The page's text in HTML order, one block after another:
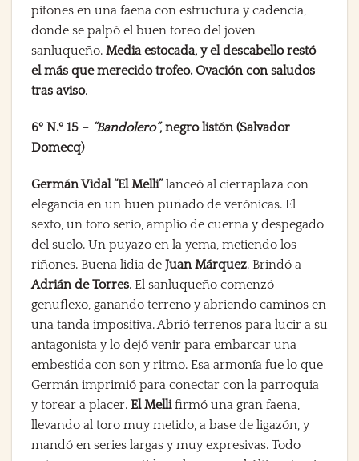
pitones en una faena con estructura y cadencia,
donde se palpó el buen toreo del joven
sanluqueño. Media estocada, y el descabello restó
el más que merecido trofeo. Ovación con saludos
tras aviso.
6º N.º 15 – “Bandolero”, negro listón (Salvador
Domecq)
Germán Vidal “El Melli”lanceó al cierraplaza con
elegancia en un buen puñado de verónicas. El
sexto, un toro serio, amplio de cuerna y despegado
del suelo. Un puyazo en la yema, metiendo los
riñones. Buena lidia de Juan Márquez. Brindó a
Adrián de Torres. El sanluqueño comenzó
genuflexo, ganando terreno y abriendo caminos en
una tanda impositiva. Abrió terrenos para lucir a su
antagonista y lo dejó venir para embarcar una
embestida con son y ritmo. Esa armonía fue lo que
Germán imprimió para conectar con la parroquia
y torear a placer. El Mellifirmó una gran faena,
llevando al toro muy metido, a base de ligazón, y
mandó en series largas y muy expresivas. Todo